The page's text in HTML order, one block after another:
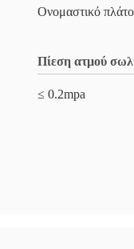
Ονομαστικό
Πίεση ατμού
≤ 0.2mpa